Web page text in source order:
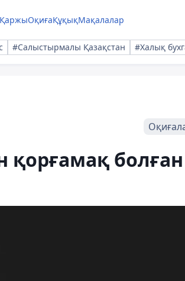
ҚаржыОқиғаҚұқықМақалалар
#Салыстырмалы Қазақстан #Халық
қорғамақ болған